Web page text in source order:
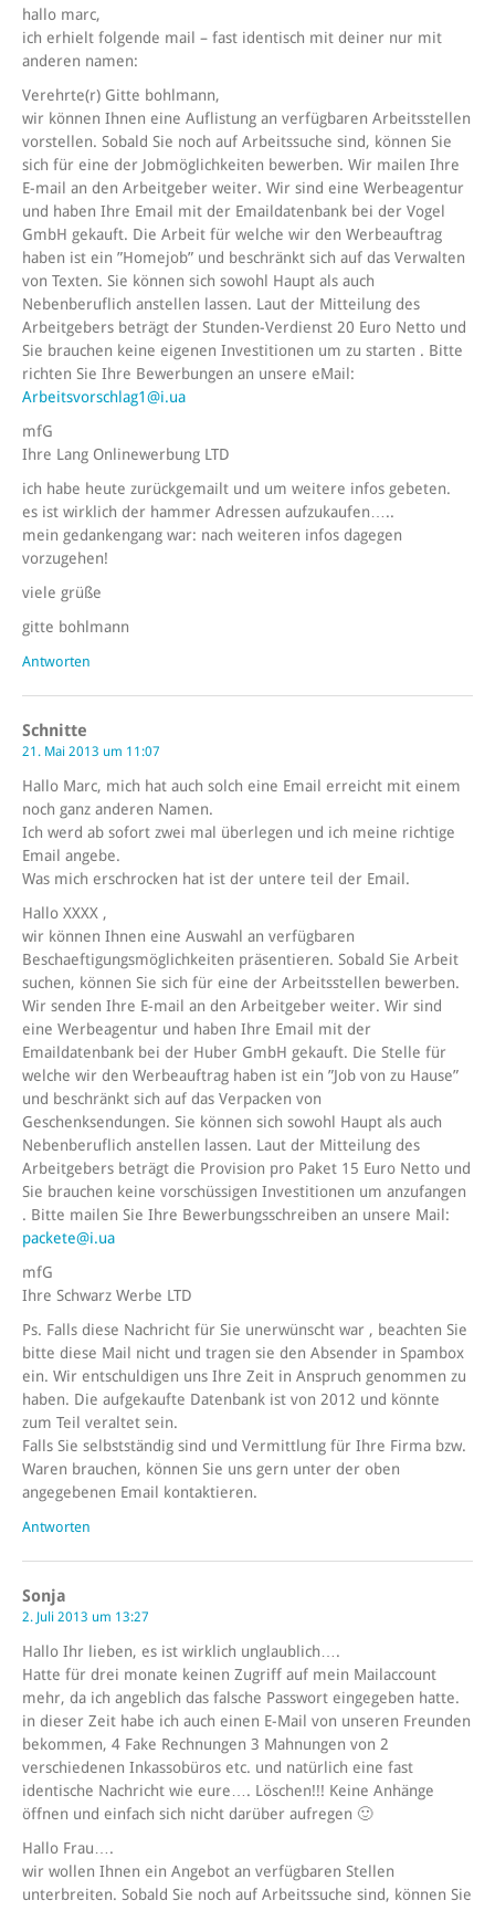
hallo marc,
ich erhielt folgende mail – fast identisch mit deiner nur mit
anderen namen:
Verehrte(r) Gitte bohlmann,
wir können Ihnen eine Auflistung an verfügbaren Arbeitsstellen
vorstellen. Sobald Sie noch auf Arbeitssuche sind, können Sie
sich für eine der Jobmöglichkeiten bewerben. Wir mailen Ihre
E-mail an den Arbeitgeber weiter. Wir sind eine Werbeagentur
und haben Ihre Email mit der Emaildatenbank bei der Vogel
GmbH gekauft. Die Arbeit für welche wir den Werbeauftrag
haben ist ein ”Homejob” und beschränkt sich auf das Verwalten
von Texten. Sie können sich sowohl Haupt als auch
Nebenberuflich anstellen lassen. Laut der Mitteilung des
Arbeitgebers beträgt der Stunden-Verdienst 20 Euro Netto und
Sie brauchen keine eigenen Investitionen um zu starten . Bitte
richten Sie Ihre Bewerbungen an unsere eMail:
Arbeitsvorschlag1@i.ua
mfG
Ihre Lang Onlinewerbung LTD
ich habe heute zurückgemailt und um weitere infos gebeten.
es ist wirklich der hammer Adressen aufzukaufen…..
mein gedankengang war: nach weiteren infos dagegen
vorzugehen!
viele grüße
gitte bohlmann
Antworten
Schnitte
21. Mai 2013 um 11:07
Hallo Marc, mich hat auch solch eine Email erreicht mit einem
noch ganz anderen Namen.
Ich werd ab sofort zwei mal überlegen und ich meine richtige
Email angebe.
Was mich erschrocken hat ist der untere teil der Email.
Hallo XXXX ,
wir können Ihnen eine Auswahl an verfügbaren
Beschaeftigungsmöglichkeiten präsentieren. Sobald Sie Arbeit
suchen, können Sie sich für eine der Arbeitsstellen bewerben.
Wir senden Ihre E-mail an den Arbeitgeber weiter. Wir sind
eine Werbeagentur und haben Ihre Email mit der
Emaildatenbank bei der Huber GmbH gekauft. Die Stelle für
welche wir den Werbeauftrag haben ist ein ”Job von zu Hause”
und beschränkt sich auf das Verpacken von
Geschenksendungen. Sie können sich sowohl Haupt als auch
Nebenberuflich anstellen lassen. Laut der Mitteilung des
Arbeitgebers beträgt die Provision pro Paket 15 Euro Netto und
Sie brauchen keine vorschüssigen Investitionen um anzufangen
. Bitte mailen Sie Ihre Bewerbungsschreiben an unsere Mail:
packete@i.ua
mfG
Ihre Schwarz Werbe LTD
Ps. Falls diese Nachricht für Sie unerwünscht war , beachten Sie
bitte diese Mail nicht und tragen sie den Absender in Spambox
ein. Wir entschuldigen uns Ihre Zeit in Anspruch genommen zu
haben. Die aufgekaufte Datenbank ist von 2012 und könnte
zum Teil veraltet sein.
Falls Sie selbstständig sind und Vermittlung für Ihre Firma bzw.
Waren brauchen, können Sie uns gern unter der oben
angegebenen Email kontaktieren.
Antworten
Sonja
2. Juli 2013 um 13:27
Hallo Ihr lieben, es ist wirklich unglaublich….
Hatte für drei monate keinen Zugriff auf mein Mailaccount
mehr, da ich angeblich das falsche Passwort eingegeben hatte.
in dieser Zeit habe ich auch einen E-Mail von unseren Freunden
bekommen, 4 Fake Rechnungen 3 Mahnungen von 2
verschiedenen Inkassobüros etc. und natürlich eine fast
identische Nachricht wie eure…. Löschen!!! Keine Anhänge
öffnen und einfach sich nicht darüber aufregen 🙂
Hallo Frau….
wir wollen Ihnen ein Angebot an verfügbaren Stellen
unterbreiten. Sobald Sie noch auf Arbeitssuche sind, können Sie